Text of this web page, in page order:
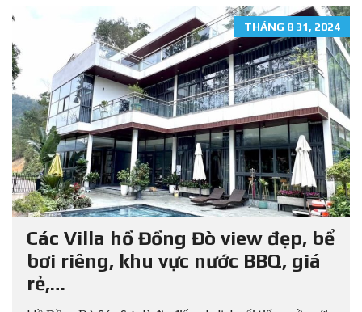
THÁNG 8 31, 2024
Các Villa hồ Đồng Đò view đẹp, bể
bơi riêng, khu vực nước BBQ, giá
rẻ,…